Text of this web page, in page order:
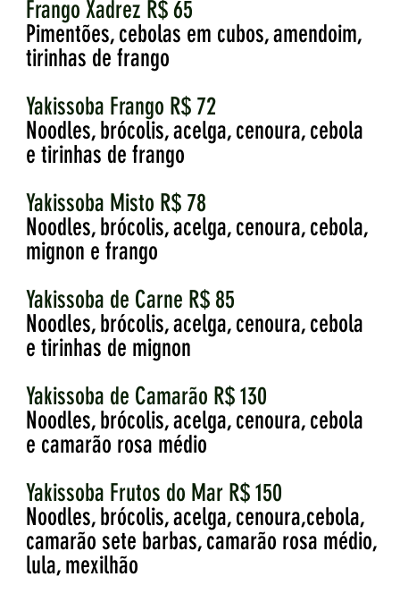
Frango Xadrez R$ 65
Pimentões, cebolas em cubos, amendoim,
tirinhas de frango
Yakissoba Frango R$ 72
Noodles, brócolis, acelga, cenoura, cebola
e tirinhas de frango
Yakissoba Misto R$ 78
Noodles, brócolis, acelga, cenoura, cebola,
mignon e frango
Yakissoba de Carne R$ 85
Noodles, brócolis, acelga, cenoura, cebola
e tirinhas de mignon
Yakissoba de Camarão R$ 130
Noodles, brócolis, acelga, cenoura, cebola
e camarão rosa médio
Yakissoba Frutos do Mar R$ 150
Noodles, brócolis, acelga, cenoura,cebola,
camarão sete barbas, camarão rosa médio,
lula, mexilhão